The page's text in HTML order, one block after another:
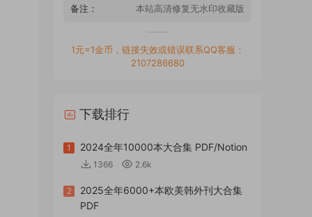
备注：
本站高清修复无水印收藏版
1元=1金币，链接失效或错误联系QQ客服：
2107286680
下载排行
1 2024全年10000本大合集 PDF/Notion
1366 2.6k
2
2025全年6000+本欧美韩外刊大合集
PDF